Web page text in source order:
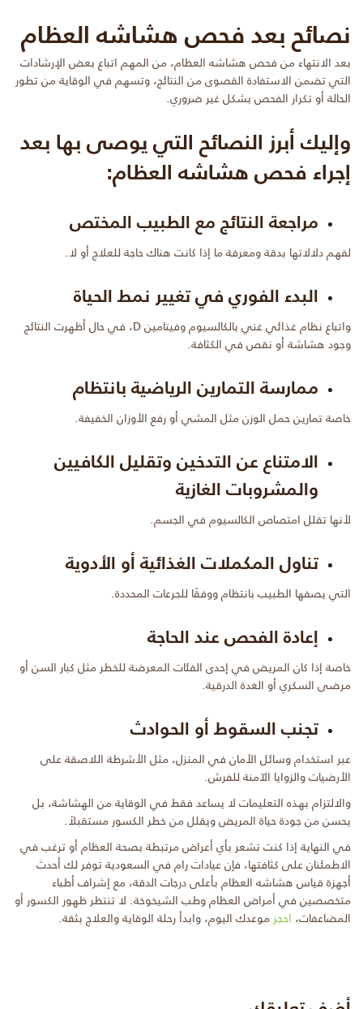
نصائح بعد فحص هشاشه العظام
بعد الانتهاء من فحص هشاشه العظام، من المهم اتباع بعض الإرشادات
التي تضمن الاستفادة القصوى من النتائج، وتسهم في الوقاية من تطور
الحالة أو تكرار الفحص بشكل غير ضروري.
وإليك أبرز النصائح التي يوصى بها بعد
إجراء فحص هشاشه العظام:
مراجعة النتائج مع الطبيب المختص
لفهم دلالاتها بدقة ومعرفة ما إذا كانت هناك حاجة للعلاج أو لا.
البدء الفوري في تغيير نمط الحياة
واتباع نظام غذائي غني بالكالسيوم وفيتامين D، في حال أظهرت النتائج
وجود هشاشة أو نقص في الكثافة.
ممارسة التمارين الرياضية بانتظام
خاصة تمارين حمل الوزن مثل المشي أو رفع الأوزان الخفيفة.
الامتناع عن التدخين وتقليل الكافيين
والمشروبات الغازية
لأنها تقلل امتصاص الكالسيوم في الجسم.
تناول المكملات الغذائية أو الأدوية
التي يصفها الطبيب بانتظام ووفقًا للجرعات المحددة.
إعادة الفحص عند الحاجة
خاصة إذا كان المريض في إحدى الفئات المعرضة للخطر مثل كبار السن أو
مرضى السكري أو الغدة الدرقية.
تجنب السقوط أو الحوادث
عبر استخدام وسائل الأمان في المنزل، مثل الأشرطة اللاصقة على
الأرضيات والزوايا الآمنة للفرش.
والالتزام بهذه التعليمات لا يساعد فقط في الوقاية من الهشاشة، بل
يحسن من جودة حياة المريض ويقلل من خطر الكسور مستقبلاً.
في النهاية إذا كنت تشعر بأي أعراض مرتبطة بصحة العظام أو ترغب في
الاطمئنان على كثافتها، فإن عيادات رام في السعودية توفر لك أحدث
أجهزة قياس هشاشه العظام بأعلى درجات الدقة، مع إشراف أطباء
متخصصين في أمراض العظام وطب الشيخوخة. لا تنتظر ظهور الكسور أو
المضاعفات، احجز موعدك اليوم، وابدأ رحلة الوقاية والعلاج بثقة.